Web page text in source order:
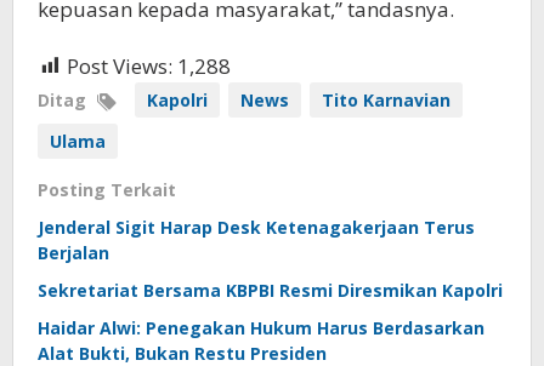
kepuasan kepada masyarakat,” tandasnya.
Post Views: 1,288
Ditag Kapolri News
Tito Karnavian
Ulama
Posting Terkait
Jenderal Sigit Harap Desk Ketenagakerjaan Terus
Berjalan
Sekretariat Bersama KBPBI Resmi Diresmikan Kapolri
Haidar Alwi: Penegakan Hukum Harus Berdasarkan
Alat Bukti, Bukan Restu Presiden